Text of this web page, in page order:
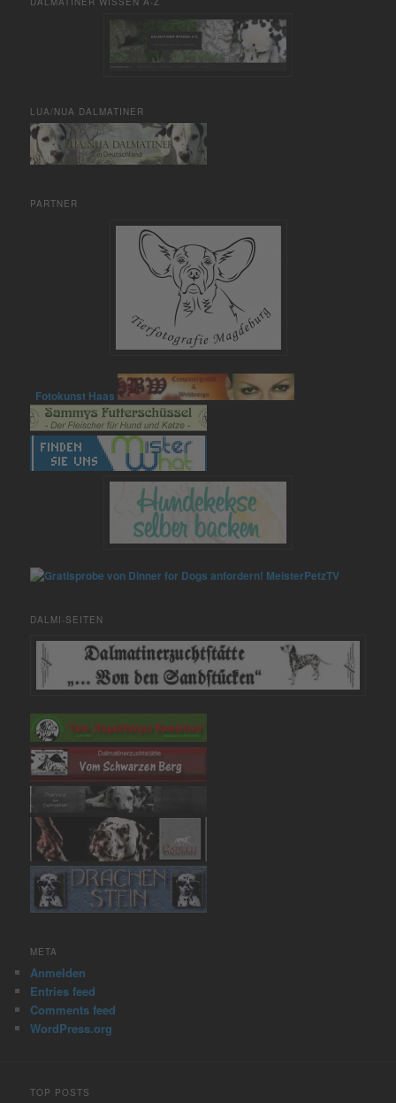
LUA/NUA DALMATINER
PARTNER
Fotokunst Haas
MeisterPetzTV
DALMI-SEITEN
META
Anmelden
Entries feed
Comments feed
WordPress.org
TOP POSTS